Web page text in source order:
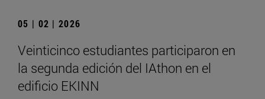
05 | 02 | 2026
Veinticinco estudiantes participaron en
la segunda edición del IAthon en el
edificio EKINN